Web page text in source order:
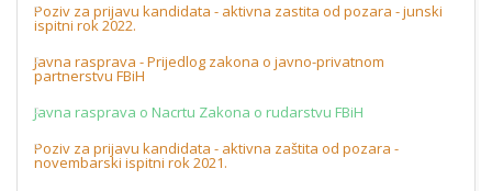
Poziv za prijavu kandidata - aktivna zastita od pozara - junski
ispitni rok 2022.
Javna rasprava - Prijedlog zakona o javno-privatnom
partnerstvu FBiH
Javna rasprava o Nacrtu Zakona o rudarstvu FBiH
Poziv za prijavu kandidata - aktivna zaštita od pozara -
novembarski ispitni rok 2021.